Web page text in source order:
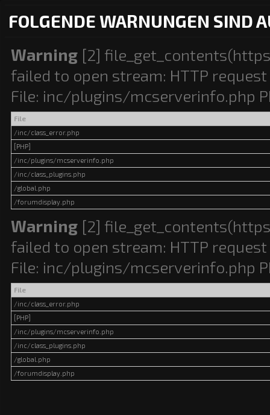
FOLGENDE WARNUNGEN SIND
Warning [2]
failed to open stream: HTTP
File: inc/plugins/mcserverinfo.php
File
/inc/class_error.php
[PHP]
/inc/plugins/mcserverinfo.php
/inc/class_plugins.php
/global.php
/forumdisplay.php
Warning [2]
failed to open stream: HTTP
File: inc/plugins/mcserverinfo.php
File
/inc/class_error.php
[PHP]
/inc/plugins/mcserverinfo.php
/inc/class_plugins.php
/global.php
/forumdisplay.php